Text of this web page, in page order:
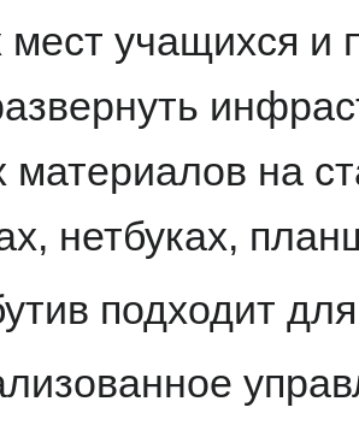
мест учащихся и
материалов на
нетбуках,
подходит